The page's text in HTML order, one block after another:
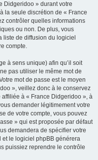
Didgeridoo » durant votre
la seule discrétion de « France
contrôler quelles informations
ou non. De plus, vous
de diffusion du logiciel
compte.
à sens unique) afin qu’il soit
pas utiliser le même mot de
mot de passe est le moyen
», veillez donc à le conservez
à « France Didgeridoo », à
demander légitimement votre
de votre compte, vous pouvez
» qui est proposée par défaut
demandera de spécifier votre
et le logiciel phpBB générera
puissiez reprendre le contrôle